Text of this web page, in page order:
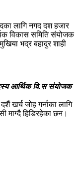
लागि नगद दश हजार
विकास समिति संयोजक
भद्र बहादुर शाही
आर्थिक वि.स संयोजक
खर्च जोह गर्नाका लागि
माग्दै हिडिरहेका छन।